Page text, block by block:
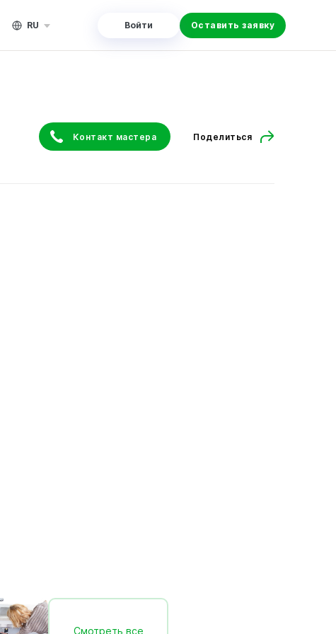
RU Войти Оставить заявку
Контакт мастера Поделиться
Смотреть все